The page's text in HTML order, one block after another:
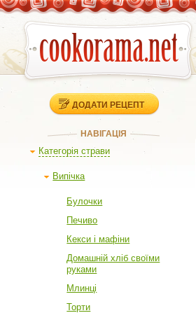
ДОДАТИ РЕЦЕПТ
НАВІГАЦІЯ
Категорія страви
Випічка
Булочки
Печиво
Кекси і мафіни
Домашній хліб своїми
руками
Млинці
Торти